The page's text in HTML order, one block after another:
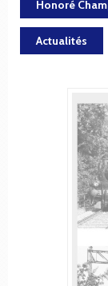
Honoré
Actualités